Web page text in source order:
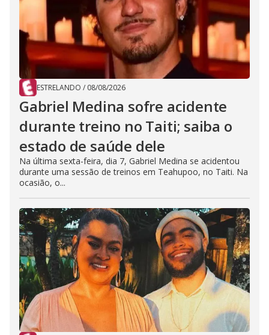
ESTRELANDO / 08/08/2026
Gabriel Medina sofre acidente
durante treino no Taiti; saiba o
estado de saúde dele
Na última sexta-feira, dia 7, Gabriel Medina se acidentou
durante uma sessão de treinos em Teahupoo, no Taiti. Na
ocasião, o...